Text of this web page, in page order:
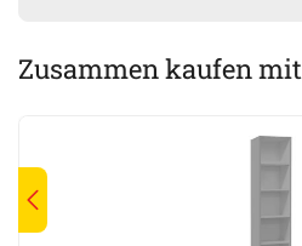
Zusammen kaufen mit